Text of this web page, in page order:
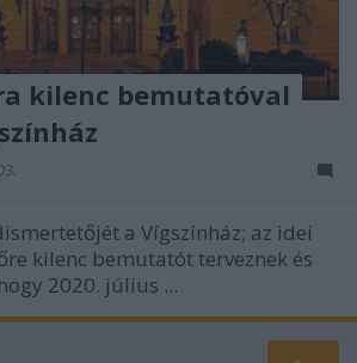
kilenc bemutatóval
a Vígszínház; az idei
kilenc bemutatót terveznek és
2020. július ...